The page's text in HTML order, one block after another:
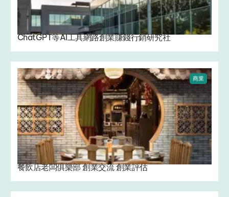
ChatGPT等AI工具網路創業賺錢行銷研究社
商業
餐飲店老闆俱樂部 創業交流 創業評估